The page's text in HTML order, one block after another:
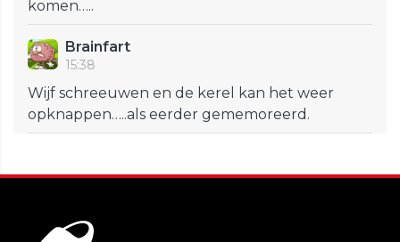
komen…..
Brainfart
15:38
Wijf schreeuwen en de kerel kan het weer
opknappen…..als eerder gememoreerd.